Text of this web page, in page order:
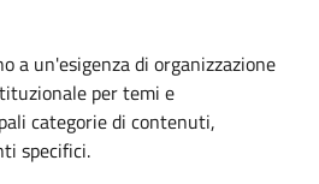
a un'esigenza di organizzazione
per temi e
categorie di contenuti,
specifici.